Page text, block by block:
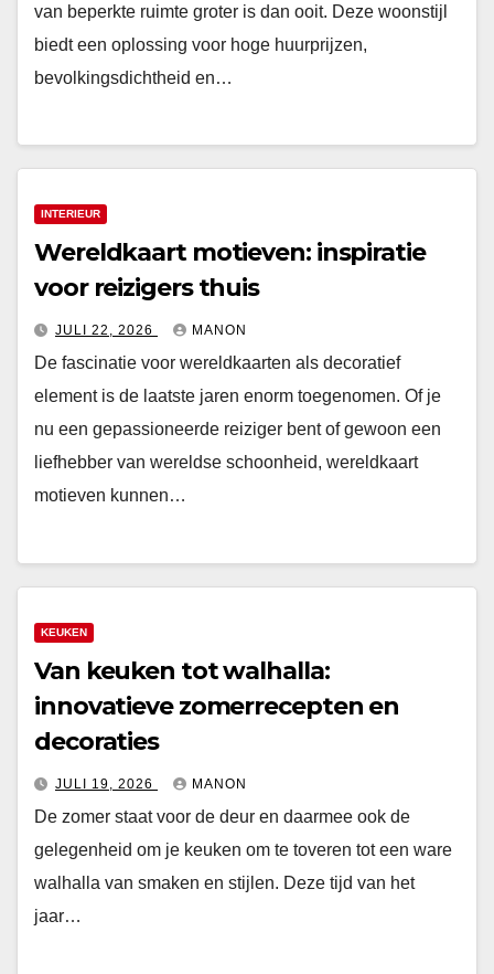
van beperkte ruimte groter is dan ooit. Deze woonstijl
biedt een oplossing voor hoge huurprijzen,
bevolkingsdichtheid en…
INTERIEUR
Wereldkaart motieven: inspiratie
voor reizigers thuis
JULI 22, 2026 MANON
De fascinatie voor wereldkaarten als decoratief
element is de laatste jaren enorm toegenomen. Of je
nu een gepassioneerde reiziger bent of gewoon een
liefhebber van wereldse schoonheid, wereldkaart
motieven kunnen…
KEUKEN
Van keuken tot walhalla:
innovatieve zomerrecepten en
decoraties
JULI 19, 2026 MANON
De zomer staat voor de deur en daarmee ook de
gelegenheid om je keuken om te toveren tot een ware
walhalla van smaken en stijlen. Deze tijd van het
jaar…